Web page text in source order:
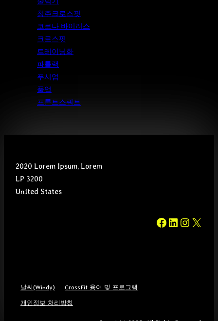
청주크로스핏
코로나 바이러스
크로스핏
트레이닝화
파틀랙
푸시업
풀업
프론트스쿼트
2020 Lorem Ipsum, Lorem
LP 3200
United States
# # # #
날씨(Windy) CrossFit 용어 및 프로그램
개인정보 처리방침